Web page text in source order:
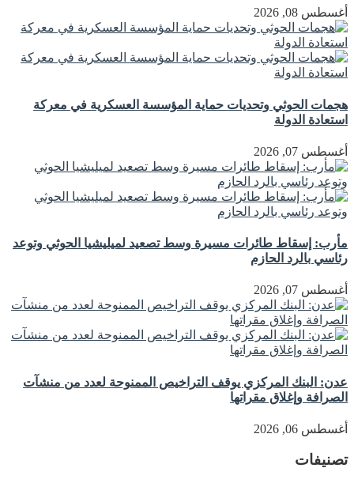
أغسطس 08, 2026
هجمات الحوثي وتحديات حماية المؤسسة العسكرية في معركة
استعادة الدولة
أغسطس 07, 2026
مأرب: إسقاط طائرات مسيرة وسط تصعيد لميليشيا الحوثي وتوعد
رئاسي بالرد الحازم
أغسطس 07, 2026
عدن: البنك المركزي يوقف التراخيص الممنوحة لعدد من منشآت
الصرافة وإغلاق مقراتها
أغسطس 06, 2026
تصنيفات